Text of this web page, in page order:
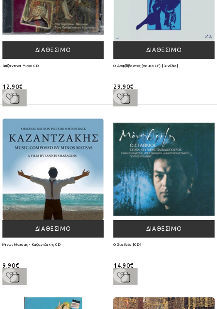
ΔΙΑΘΈΣΙΜΟ
Βυζαντινοι Υμνοι CD
12,90€
ΔΙΑΘΈΣΙΜΟ
Ο Ασυμβίβαστος (Λευκο LP) [Βινύλιο]
29,90€
ΔΙΑΘΈΣΙΜΟ
Μινως Ματσας - Καζαντζακης CD
9,90€
ΔΙΑΘΈΣΙΜΟ
Ο Σταθμός [CD]
14,90€